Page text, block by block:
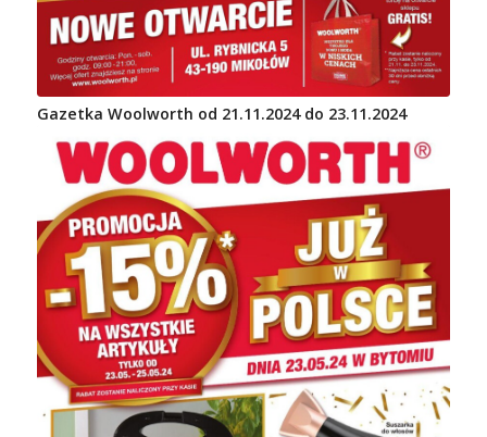
Gazetka Woolworth od 21.11.2024 do 23.11.2024